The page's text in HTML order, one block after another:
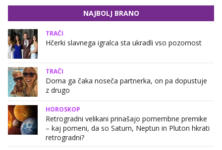
NAJBOLJ BRANO
TRAČI
Hčerki slavnega igralca sta ukradli vso pozornost
TRAČI
Doma ga čaka noseča partnerka, on pa dopustuje
z drugo
HOROSKOP
Retrogradni velikani prinašajo pomembne premike
– kaj pomeni, da so Saturn, Neptun in Pluton hkrati
retrogradni?